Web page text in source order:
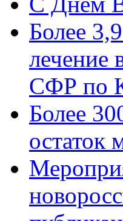
Более
лечение
СФР по
Более
остаток